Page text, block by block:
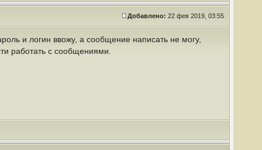
Добавлено: 22 фев 2019, 03:55
и логин ввожу, а сообщение написать не могу,
работать с сообщениями.